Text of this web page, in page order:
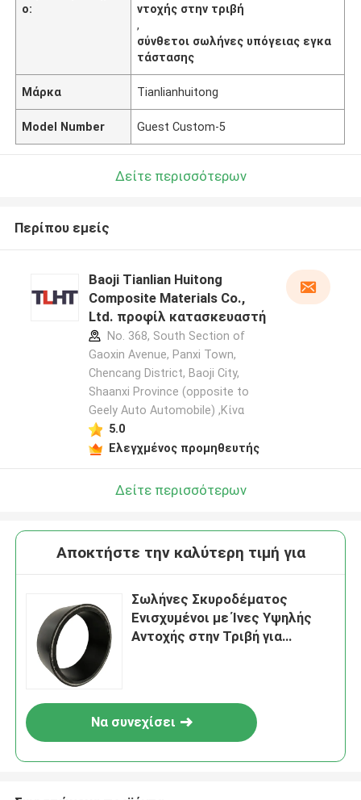
ο:
ντοχής στην τριβή
,
σύνθετοι σωλήνες υπόγειας εγκα
τάστασης
Μάρκα Tianlianhuitong
Model Number Guest Custom-5
Δείτε περισσότερων
Περίπου εμείς
Baoji Tianlian Huitong
Composite Materials Co.,
Ltd. προφίλ κατασκευαστή
No. 368, South Section of
Gaoxin Avenue, Panxi Town,
Chencang District, Baoji City,
Shaanxi Province (opposite to
Geely Auto Automobile) ,Κίνα
5.0
Ελεγχμένος προμηθευτής
Δείτε περισσότερων
Αποκτήστε την καλύτερη τιμή για
Σωλήνες Σκυροδέματος
Ενισχυμένοι με Ίνες Υψηλής
Αντοχής στην Τριβή για
Να συνεχίσει